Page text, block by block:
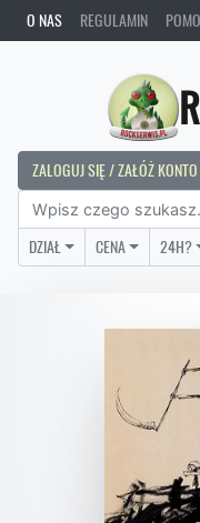
O NAS REGULAMIN
ZALOGUJ SIĘ / ZAŁÓŻ KONTO
DZIAŁ CENA 24H?